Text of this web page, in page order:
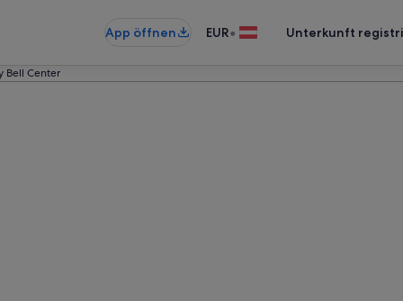
App öffnen EUR• Unterkunft
Bell Center